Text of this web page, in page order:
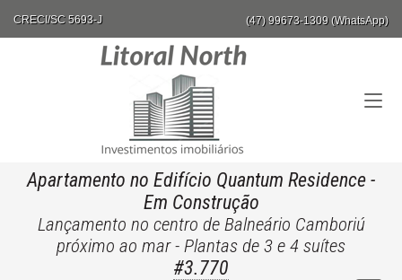
CRECI/SC 5693-J (47) 99673-1309 (WhatsApp)
Apartamento no Edifício Quantum Residence -
Em Construção
Lançamento no centro de Balneário Camboriú
próximo ao mar - Plantas de 3 e 4 suítes
#3.770